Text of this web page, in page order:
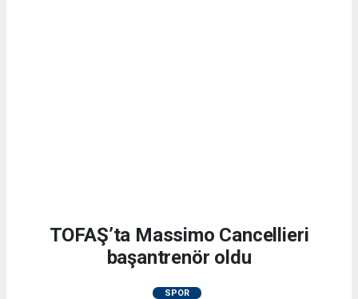
TOFAŞ’ta Massimo Cancellieri
başantrenör oldu
SPOR